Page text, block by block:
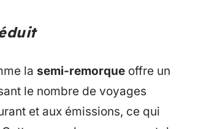
la semi-remorque offre un
le nombre de voyages
et aux émissions, ce qui